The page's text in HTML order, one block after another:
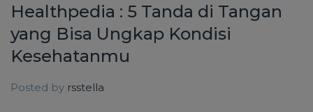
Healthpedia : 5 Tanda di Tangan
yang Bisa Ungkap Kondisi
Kesehatanmu
Posted by rsstella